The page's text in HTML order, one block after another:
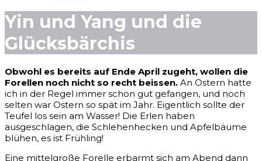
Yin und Yang und die
Glücksbärchis
Obwohl es bereits auf Ende April zugeht, wollen die
Forellen noch nicht so recht beissen. An Ostern hatte
ich in der Regel immer schon gut gefangen, und noch
selten war Ostern so spät im Jahr. Eigentlich sollte der
Teufel los sein am Wasser! Die Erlen haben
ausgeschlagen, die Schlehenhecken und Apfelbäume
blühen, es ist Frühling!
Eine mittelgroße Forelle erbarmt sich am Abend dann